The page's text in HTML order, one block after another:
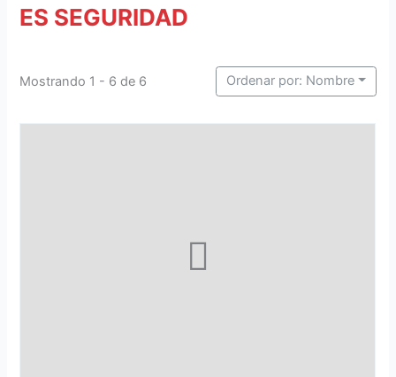
ES SEGURIDAD
Mostrando 1 - 6 de 6 Ordenar por: Nombre